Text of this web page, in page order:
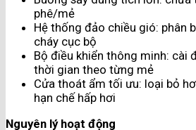
phê/mẻ
Hệ thống đảo chiều gió: phân
cháy cục bộ
Bộ điều khiển thông minh: cài
thời gian theo từng mẻ
Cửa thoát ẩm tối ưu: loại bỏ
hạn chế hấp hơi
Nguyên lý hoạt động